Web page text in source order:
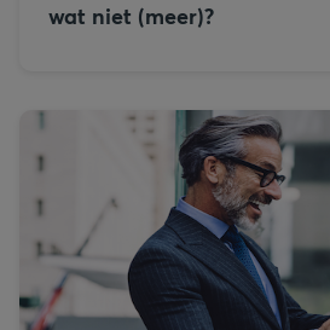
wat niet (meer)?